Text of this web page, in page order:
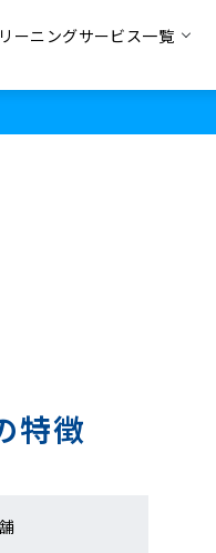
ーニングサービス一覧
特徴